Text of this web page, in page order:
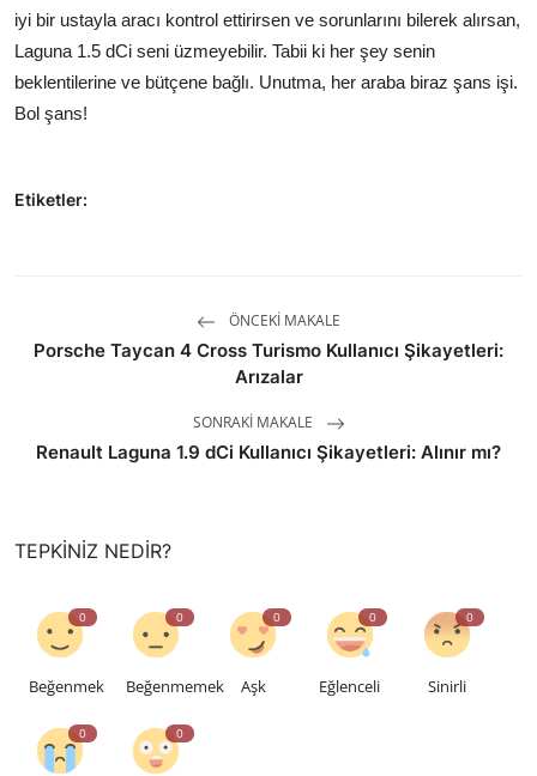
iyi bir ustayla aracı kontrol ettirirsen ve sorunlarını bilerek alırsan,
Laguna 1.5 dCi seni üzmeyebilir. Tabii ki her şey senin
beklentilerine ve bütçene bağlı. Unutma, her araba biraz şans işi.
Bol şans!
Etiketler:
ÖNCEKI MAKALE
Porsche Taycan 4 Cross Turismo Kullanıcı Şikayetleri:
Arızalar
SONRAKI MAKALE
Renault Laguna 1.9 dCi Kullanıcı Şikayetleri: Alınır mı?
TEPKINIZ NEDIR?
0
Beğenmek
0
Beğenmemek
0
Aşk
0
Eğlenceli
0
Sinirli
0 0